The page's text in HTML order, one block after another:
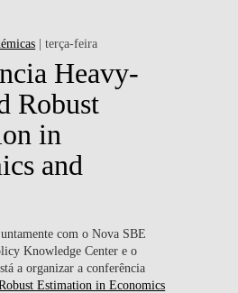
| terça-feira
Heavy-
Robust
in
and
com o Nova SBE
Knowledge Center e o
a organizar a conferência
Estimation in Economics